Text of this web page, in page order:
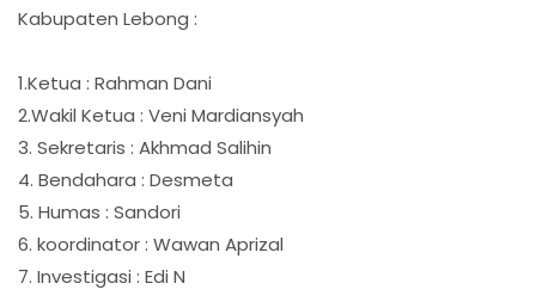
Kabupaten Lebong :
1.Ketua : Rahman Dani
2.Wakil Ketua : Veni Mardiansyah
3. Sekretaris : Akhmad Salihin
4. Bendahara : Desmeta
5. Humas : Sandori
6. koordinator : Wawan Aprizal
7. Investigasi : Edi N